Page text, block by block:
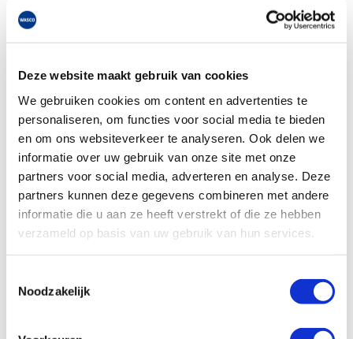
Deze website maakt gebruik van cookies
We gebruiken cookies om content en advertenties te
personaliseren, om functies voor social media te bieden
en om ons websiteverkeer te analyseren. Ook delen we
informatie over uw gebruik van onze site met onze
partners voor social media, adverteren en analyse. Deze
partners kunnen deze gegevens combineren met andere
informatie die u aan ze heeft verstrekt of die ze hebben
verzameld op basis van uw gebruik van hun services.
Noodzakelijk